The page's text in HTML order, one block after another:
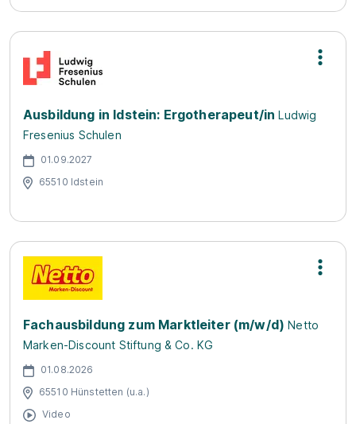
Ausbildung in Idstein: Ergotherapeut/in Ludwig
Fresenius Schulen
01.09.2027
65510 Idstein
Fachausbildung zum Marktleiter (m/w/d) Netto
Marken-Discount Stiftung & Co. KG
01.08.2026
65510 Hünstetten (u.a.)
Video